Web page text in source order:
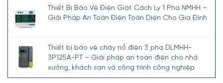
Thiết Bị Bảo Vệ Điện Giật Cách Ly 1 Pha NMHH –
Giải Pháp An Toàn Điện Toàn Diện Cho Gia Đình
Thiết bị bảo vệ cháy nổ điện 3 pha DLMHH-
3P125A-PT – Giải pháp an toàn điện cho nhà
xưởng, khách sạn và công trình công nghiệp